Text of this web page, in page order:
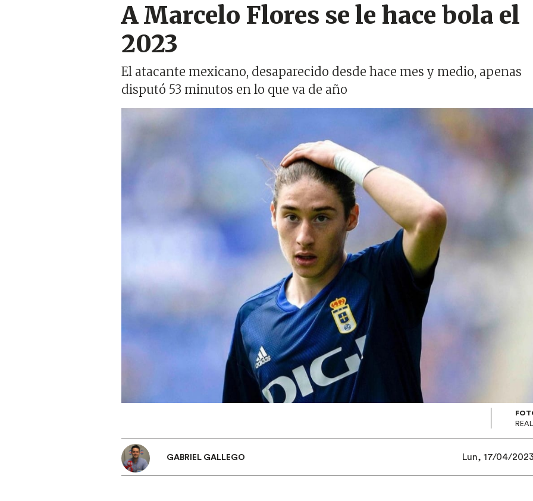
A Marcelo Flores se le hace bola el
2023
El atacante mexicano, desaparecido desde hace mes y medio, apenas
disputó 53 minutos en lo que va de año
GABRIEL GALLEGO Lun, 17/04/